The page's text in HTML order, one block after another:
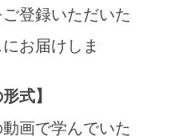
登録いただいた
お届けしま
式】
画で学んでいた